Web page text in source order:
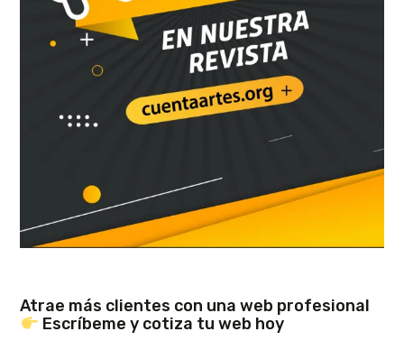
Atrae más clientes con una web profesional
Escríbeme y cotiza tu web hoy